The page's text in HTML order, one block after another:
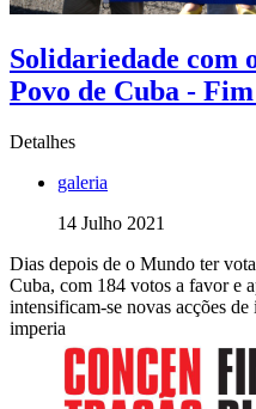
Solidariedade com
Povo de Cuba -
Detalhes
galeria
14 Julho 2021
Dias depois de o Mundo ter
Cuba, com 184 votos a favor e
intensificam-se novas acções
imperia